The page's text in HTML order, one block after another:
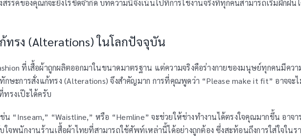
รรค์ของคุณก็จะยิ่งไร้ขีดจำกัด บทความนี้จึงเน้นไปที่การใช้งานจริงที่ทุกคนสามารถเริ่มฝึกฝน
ทรง (Alterations) ในโลกปัจจุบัน
ที่เสื้อผ้าถูกผลิตออกมาในขนาดมาตรฐาน แต่ความจริงคือร่างกายของมนุษย์ทุกคนมีควา
ษะการสั่งแก้ทรง (Alterations) จึงสำคัญมาก การที่คุณพูดว่า “Please make it fit” อาจจะ
ทรงเป๊ะได้ครับ
น “Inseam,” “Waistline,” หรือ “Hemline” จะช่วยให้ช่างทำงานได้ตรงใจคุณมากขึ้น อาจา
จพนักงานร้านเสื้อผ้าไทยที่สามารถใช้ศัพท์เหล่านี้ได้อย่างถูกต้อง ซึ่งสะท้อนถึงการใส่ใจในร